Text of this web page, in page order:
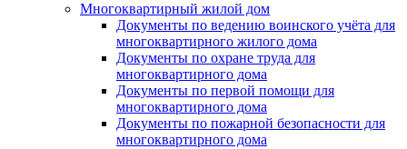
Многоквартирный жилой дом
Документы по ведению воинского учёта для
многоквартирного жилого дома
Документы по охране труда для
многоквартирного дома
Документы по первой помощи для
многоквартирного дома
Документы по пожарной безопасности для
многоквартирного дома